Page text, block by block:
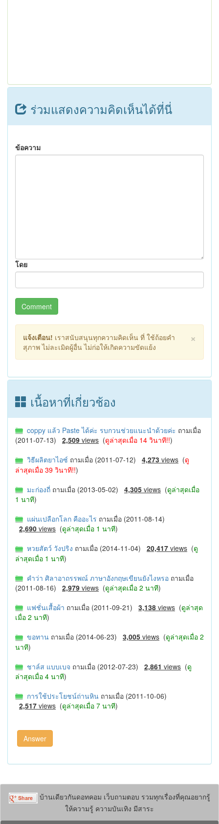
ร่วมแสดงความคิดเห็นได้ที่นี่
ข้อความ
โดย
Comment
×
แจ้งเตือน! เราสนับสนุนทุกความคิดเห็น ที่ ใช้ถ้อยคำ
สุภาพ ไม่ละเมิดผู้อื่น ไม่ก่อให้เกิดความขัดแย้ง
เนื้อหาที่เกี่ยวช้อง
coppy แล้ว Paste ได้ค่ะ รบกวนช่วยแนะนำด้วยค่ะ ถามเมื่อ
(2011-07-13) 2,509 views (ดูล่าสุดเมื่อ 14 วินาที!!)
วิธีผลิตยาไอซ์ ถามเมื่อ (2011-07-12) 4,273 views (ดู
ล่าสุดเมื่อ 39 วินาที!!)
มะก่องถี่ ถามเมื่อ (2013-05-02) 4,305 views (ดูล่าสุดเมื่อ
1 นาที)
แผ่นเปลือกโลก คืออะไร ถามเมื่อ (2011-08-14)
2,690 views (ดูล่าสุดเมื่อ 1 นาที)
หวยสัตว์ วังปริง ถามเมื่อ (2014-11-04) 20,417 views (ดู
ล่าสุดเมื่อ 1 นาที)
คำว่า ศิลาอาถรรพณ์ ภาษาอังกฤษเขียนยังไงหรอ ถามเมื่อ
(2011-08-16) 2,979 views (ดูล่าสุดเมื่อ 2 นาที)
แฟชั่นเสื้อผ้า ถามเมื่อ (2011-09-21) 3,138 views (ดูล่าสุด
เมื่อ 2 นาที)
ขอทาน ถามเมื่อ (2014-06-23) 3,005 views (ดูล่าสุดเมื่อ 2
นาที)
ชาล์ส แบบเบจ ถามเมื่อ (2012-07-23) 2,861 views (ดู
ล่าสุดเมื่อ 4 นาที)
การใช้ประโยชน์ถ่านหิน ถามเมื่อ (2011-10-06)
2,517 views (ดูล่าสุดเมื่อ 7 นาที)
บ้านเดียวกันดอทคอม เว็บถามตอบ รวมทุกเรื่องที่คุณอยากรู้
ให้ความรู้ ความบันเทิง มีสาระ